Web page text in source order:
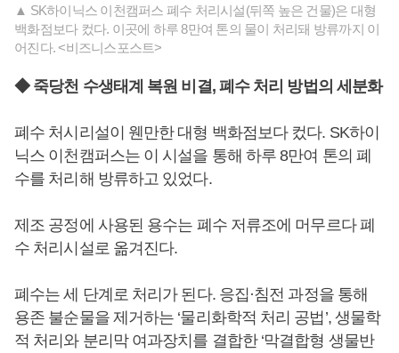
▲ SK하이닉스 이천캠퍼스 폐수 처리시설(뒤쪽 높은 건물)은 대형
백화점보다 컸다. 이곳에 하루 8만여 톤의 물이 처리돼 방류까지 이
어진다. <비즈니스포스트>
◆ 죽당천 수생태계 복원 비결, 폐수 처리 방법의 세분화
폐수 처시리설이 웬만한 대형 백화점보다 컸다. SK하이
닉스 이천캠퍼스는 이 시설을 통해 하루 8만여 톤의 폐
수를 처리해 방류하고 있었다.
제조 공정에 사용된 용수는 폐수 저류조에 머무르다 폐
수 처리시설로 옮겨진다.
폐수는 세 단계로 처리가 된다. 응집·침전 과정을 통해
용존 불순물을 제거하는 ‘물리화학적 처리 공법’, 생물학
적 처리와 분리막 여과장치를 결합한 ‘막결합형 생물반